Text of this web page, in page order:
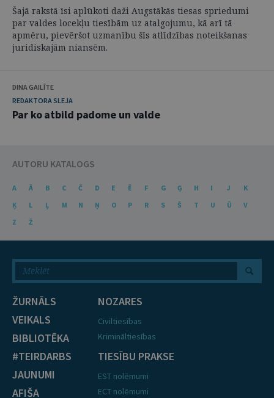
Šajā rakstā īsi aplūkoti daži Augstākās tiesas spriedumi
par valdes locekļu tiesībām uz atalgojumu, kā arī tā
apmēru, pievēršot uzmanību šīs atlīdzības noteikšanas
juridiskajām niansēm.
DINA GAILĪTE
REDAKTORA SLEJA
Par ko atbild padome un valde
AUTORU KATALOGS
A Ā B C Č D E Ē F G Ģ H I J
K
Ķ
L Ļ M N Ņ O P R S Š T U Ū
V
Z
Ž
ŽURNĀLS
VEIKALS
BIBLIOTĒKA
#TEIRDARBS
JAUNUMI
AFIŠA
NOZARES
Civiltiesības
Krimināltiesības
TIESĪBU PRAKSE
EST nolēmumi
ECT nolēmumi